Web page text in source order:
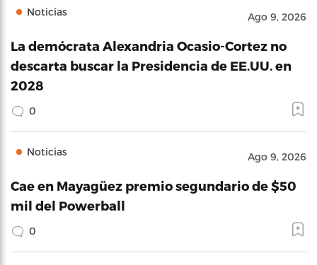
Noticias Ago 9, 2026
La demócrata Alexandria Ocasio-Cortez no
descarta buscar la Presidencia de EE.UU. en
2028
0
Noticias Ago 9, 2026
Cae en Mayagüez premio segundario de $50
mil del Powerball
0